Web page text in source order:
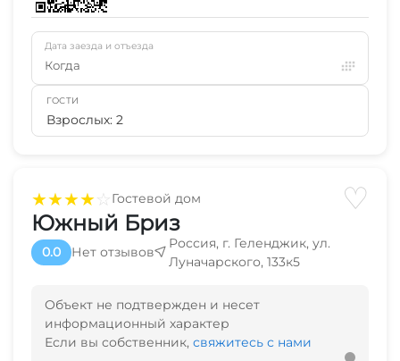
★★★★☆Гостевой дом ♡
Южный Бриз
0.0 Нет отзывов
Россия, г. Геленджик, ул.
Луначарского, 133к5
Объект не подтвержден и несет
информационный характер
Если вы собственник, свяжитесь с нами
Дата заезда и отъезда
Когда
ГОСТИ
Взрослых: 2